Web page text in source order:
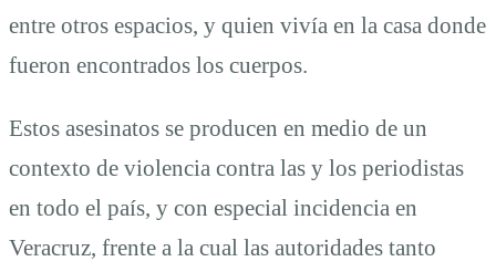
entre otros espacios, y quien vivía en la casa donde
fueron encontrados los cuerpos.
Estos asesinatos se producen en medio de un
contexto de violencia contra las y los periodistas
en todo el país, y con especial incidencia en
Veracruz, frente a la cual las autoridades tanto